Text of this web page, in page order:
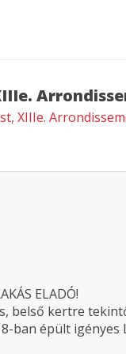
XIIIe.
ELADÓ!
belső kertre
ban épült igényes